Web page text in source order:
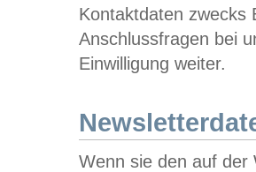
Kontaktdaten zwecks
Anschlussfragen bei
Einwilligung weiter.
Wenn sie den auf der